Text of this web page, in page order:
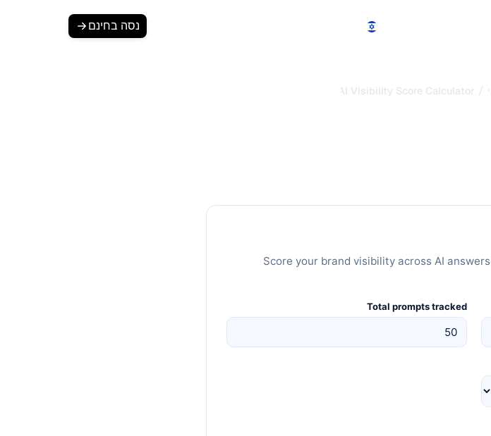
נסה בחינם
/
AI Visibility Score Calculator
Score your brand visibility across AI
Total prompts tracked